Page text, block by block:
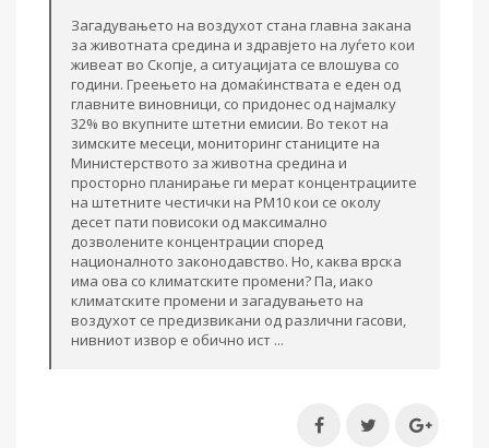
Загадувањето на воздухот стана главна закана
за животната средина и здравјето на луѓето кои
живеат во Скопје, а ситуацијата се влошува со
години. Греењето на домаќинствата е еден од
главните виновници, со придонес од најмалку
32% во вкупните штетни емисии. Во текот на
зимските месеци, мониторинг станиците на
Министерството за животна средина и
просторно планирање ги мерат концентрациите
на штетните честички на PM10 кои се околу
десет пати повисоки од максимално
дозволените концентрации според
националното законодавство. Но, каква врска
има ова со климатските промени? Па, иако
климатските промени и загадувањето на
воздухот се предизвикани од различни гасови,
нивниот извор е обично ист ...